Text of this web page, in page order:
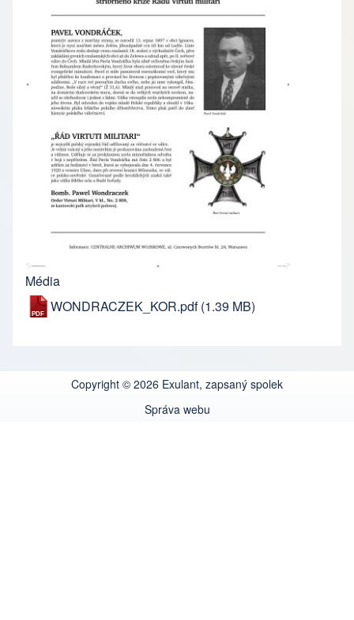
Média
WONDRACZEK_KOR.pdf (1.39 MB)
Copyright © 2026 Exulant, zapsaný spolek
Správa webu